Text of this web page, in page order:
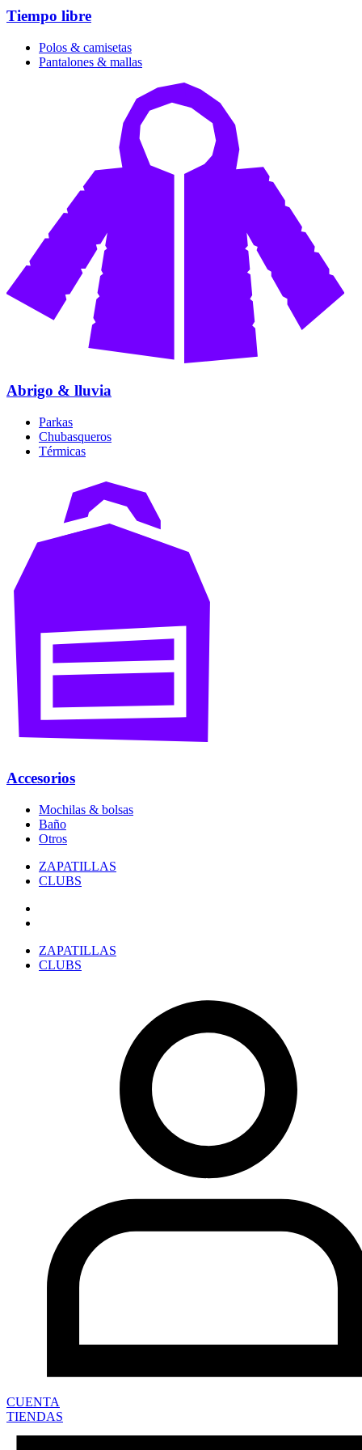
Tiempo libre
Polos & camisetas
Pantalones & mallas
Abrigo & lluvia
Parkas
Chubasqueros
Térmicas
Accesorios
Mochilas & bolsas
Baño
Otros
ZAPATILLAS
CLUBS
ZAPATILLAS
CLUBS
CUENTA
TIENDAS